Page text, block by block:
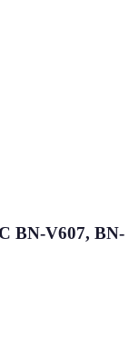
BN-V607, BN-